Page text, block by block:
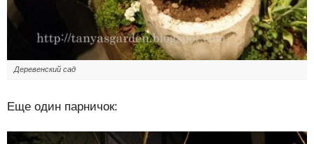
Деревенский сад
Еще один парничок: